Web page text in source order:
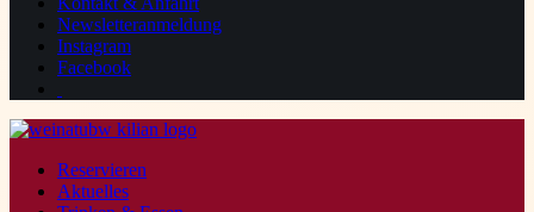
Newsletteranmeldung
Instagram
Facebook
Reservieren
Aktuelles